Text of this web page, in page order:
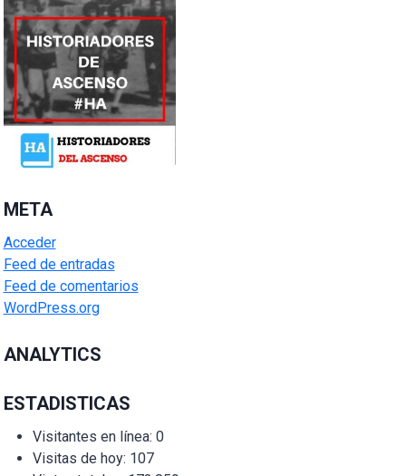
META
Acceder
Feed de entradas
Feed de comentarios
WordPress.org
ANALYTICS
ESTADISTICAS
Visitantes en línea: 0
Visitas de hoy: 107